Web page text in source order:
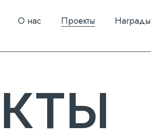
О нас Проекты Награды